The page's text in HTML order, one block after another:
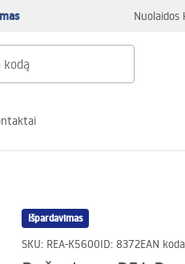
Nuolaidos
Išpardavimas
SKU: REA-K5600ID: 8372EAN